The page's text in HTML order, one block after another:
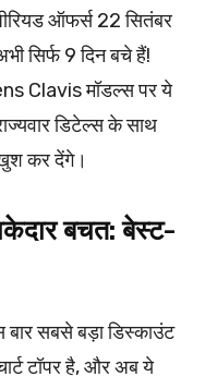
ऑफर्स 22 सितंबर
सिर्फ 9 दिन बचे हैं!
Clavis मॉडल्स पर ये
डिटेल्स के साथ
कर देंगे।
बचत: बेस्ट-
सबसे बड़ा डिस्काउंट
टॉपर है, और अब ये